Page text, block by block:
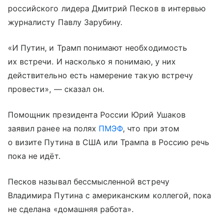
российского лидера Дмитрий Песков в интервью
журналисту Павлу Зарубину.
«И Путин, и Трамп понимают необходимость
их встречи. И насколько я понимаю, у них
действительно есть намерение такую встречу
провести», — сказал он.
Помощник президента России Юрий Ушаков
заявил ранее на полях ПМЭФ, что при этом
о визите Путина в США или Трампа в Россию речь
пока не идёт.
Песков называл бессмысленной встречу
Владимира Путина с американским коллегой, пока
не сделана «домашняя работа».